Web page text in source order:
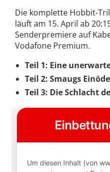
Die komplette Hobbit-
läuft am 15. April ab
Senderpremiere auf
Vodafone Premium.
Teil 1: Eine
Teil 2: Smaugs Einöde
Teil 3: Die Schlacht